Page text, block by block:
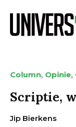
Column, Opinie,
Scriptie,
Jip Bierkens